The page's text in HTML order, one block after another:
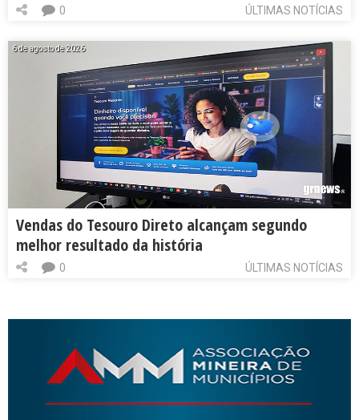
ÚLTIMAS NOTÍCIAS
0
6 de agosto de 2026
Vendas do Tesouro Direto alcançam segundo
melhor resultado da história
ÚLTIMAS NOTÍCIAS
0